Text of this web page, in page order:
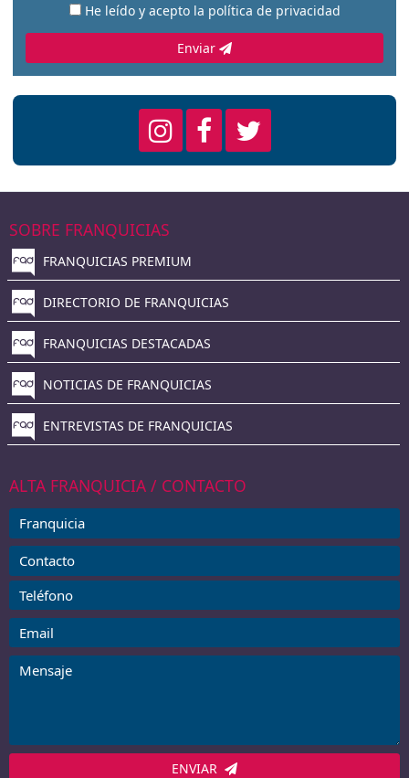
He leído y acepto la política de privacidad
Enviar
SOBRE FRANQUICIAS
FRANQUICIAS PREMIUM
DIRECTORIO DE FRANQUICIAS
FRANQUICIAS DESTACADAS
NOTICIAS DE FRANQUICIAS
ENTREVISTAS DE FRANQUICIAS
ALTA FRANQUICIA / CONTACTO
ENVIAR